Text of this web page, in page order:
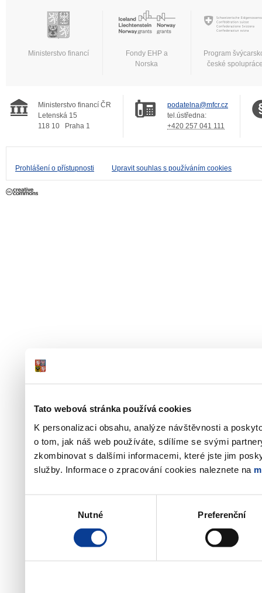
Tato webová stránka používá cookies
K personalizaci obsahu, analýze návštěvnosti a
o tom, jak náš web používáte, sdílíme se svými
zkombinovat s dalšími informacemi, které jste jim
služby. Informace o zpracování cookies naleznete na
Nutné Preferenční
Ministerstvo financí
Fondy EHP a
Norska
Program
české
Ministerstvo financí ČR
Letenská 15
118 10
Praha 1
podatelna@mfcr.cz
tel.ústředna:
+420 257 041 111
Prohlášení o přístupnosti Upravit souhlas s používáním cookies